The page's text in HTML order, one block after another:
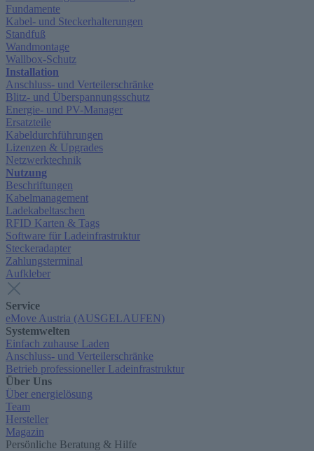
Fundamente
Kabel- und Steckerhalterungen
Standfuß
Wandmontage
Wallbox-Schutz
Installation
Anschluss- und Verteilerschränke
Blitz- und Überspannungsschutz
Energie- und PV-Manager
Ersatzteile
Kabeldurchführungen
Lizenzen & Upgrades
Netzwerktechnik
Nutzung
Beschriftungen
Kabelmanagement
Ladekabeltaschen
RFID Karten & Tags
Software für Ladeinfrastruktur
Steckeradapter
Zahlungsterminal
Aufkleber
Service
eMove Austria (AUSGELAUFEN)
Systemwelten
Einfach zuhause Laden
Anschluss- und Verteilerschränke
Betrieb professioneller Ladeinfrastruktur
Über Uns
Über energielösung
Team
Hersteller
Magazin
Persönliche Beratung & Hilfe